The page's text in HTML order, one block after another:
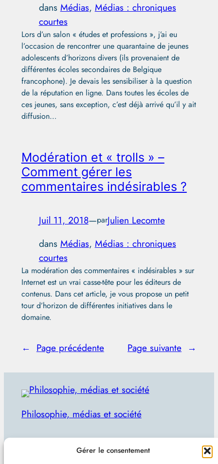
Gérer le consentement
dans Médias, Médias : chroniques
courtes
Lors d’un salon « études et professions », j’ai eu
l’occasion de rencontrer une quarantaine de jeunes
adolescents d’horizons divers (ils provenaient de
différentes écoles secondaires de Belgique
francophone). Je devais les sensibiliser à la question
de la réputation en ligne. Dans toutes les écoles de
ces jeunes, sans exception, c’est déjà arrivé qu’il y ait
diffusion…
Modération et « trolls » –
Comment gérer les
commentaires indésirables ?
Juil 11, 2018—parJulien Lecomte
dans Médias, Médias : chroniques
courtes
La modération des commentaires « indésirables » sur
Internet est un vrai casse-tête pour les éditeurs de
contenus. Dans cet article, je vous propose un petit
tour d’horizon de différentes initiatives dans le
domaine.
← Page précédente Page suivante →
Philosophie, médias et société